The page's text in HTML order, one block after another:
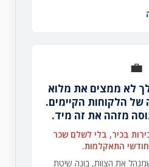
💼
לא ממצים את מלוא
של הלקוחות הקיימים.
מזהה את זה מיד.
בכיר, בלי לשלם שכר
התאקלמות.
את הצוות, בונה שיטת